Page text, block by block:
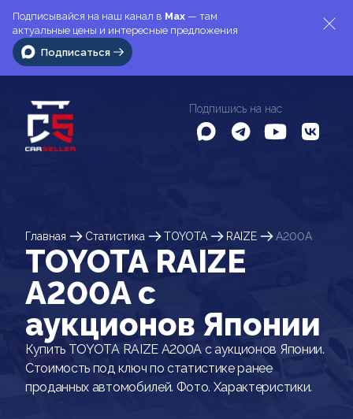
Подписывайся на наш канал в Max — там
актуальные цены и интересные предложения
Подписаться
Подпишись на нас
Главная Статистика TOYOTA RAIZE A200A
TOYOTA RAIZE
A200A c
аукционов Японии
Купить TOYOTA RAIZE A200A с аукционов Японии.
Стоимость под ключ по статистике ранее
проданных автомобилей. Фото. Характеристики.